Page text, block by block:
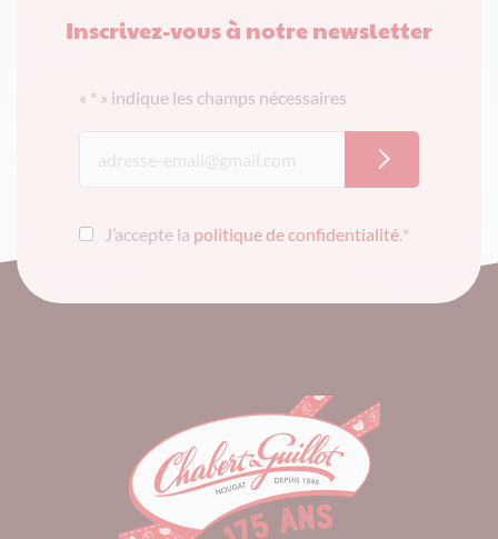
Inscrivez-vous à notre newsletter
« * » indique les champs nécessaires
J’accepte la politique de confidentialité.*